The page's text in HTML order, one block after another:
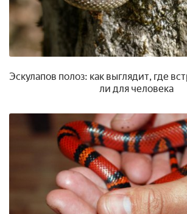
Эскулапов полоз: как выглядит, где
ли для человека